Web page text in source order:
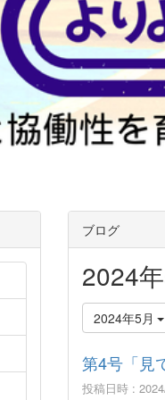
ブログ
2024
2024年5月
第4号「見
投稿日時 :